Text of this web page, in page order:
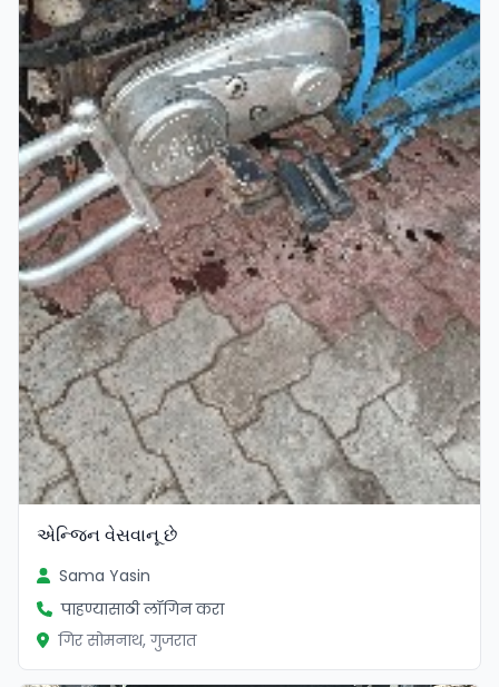
એન્જિન વેસવાનૂ છે
Sama Yasin
पाहण्यासाठी लॉगिन करा
गिर सोमनाथ, गुजरात